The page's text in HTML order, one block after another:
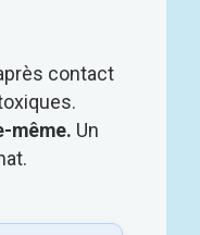
contact
même. Un